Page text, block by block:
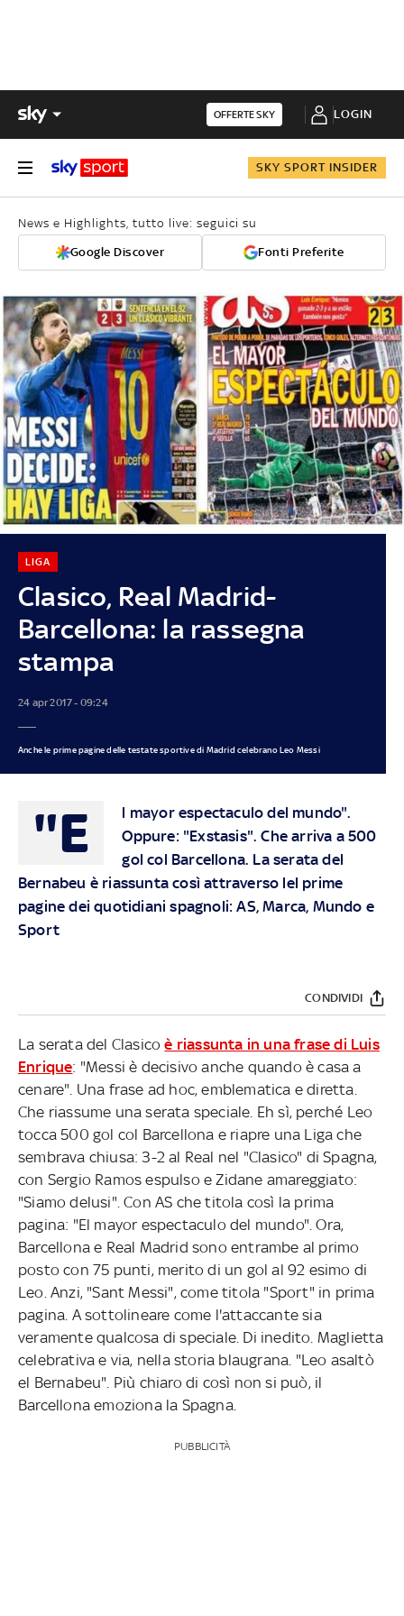
OFFERTE SKY LOGIN
SKY SPORT INSIDER
News e Highlights, tutto live: seguici su
Google Discover Fonti Preferite
Clasico, Real Madrid-
Barcellona: la rassegna
stampa
LIGA
24 apr 2017 - 09:24
Anche le prime pagine delle testate sportive di Madrid celebrano Leo Messi
"E
l mayor espectaculo del mundo".
Oppure: "Exstasis". Che arriva a 500
gol col Barcellona. La serata del
Bernabeu è riassunta così attraverso lel prime
pagine dei quotidiani spagnoli: AS, Marca, Mundo e
Sport
CONDIVIDI
La serata del Clasicoè riassunta in una frase di Luis
Enrique: "Messi è decisivo anche quando è casa a
cenare". Una frase ad hoc, emblematica e diretta.
Che riassume una serata speciale. Eh sì, perché Leo
tocca 500 gol col Barcellona e riapre una Liga che
sembrava chiusa: 3-2 al Real nel "Clasico" di Spagna,
con Sergio Ramos espulso e Zidane amareggiato:
"Siamo delusi". Con AS che titola così la prima
pagina: "El mayor espectaculo del mundo". Ora,
Barcellona e Real Madrid sono entrambe al primo
posto con 75 punti, merito di un gol al 92 esimo di
Leo. Anzi, "Sant Messi", come titola "Sport" in prima
pagina. A sottolineare come l'attaccante sia
veramente qualcosa di speciale. Di inedito. Maglietta
celebrativa e via, nella storia blaugrana. "Leo asaltò
el Bernabeu". Più chiaro di così non si può, il
Barcellona emoziona la Spagna.
PUBBLICITÀ